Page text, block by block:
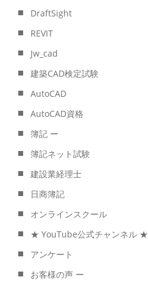
DraftSight
REVIT
Jw_cad
建築CAD検定試験
AutoCAD
AutoCAD資格
簿記 ー
簿記ネット試験
建設業経理士
日商簿記
オンラインスクール
★ YouTube公式チャンネル ★
アンケート
お客様の声 ー